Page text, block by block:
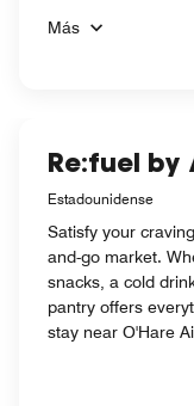
Más
Re:fuel
Estadounidense
Satisfy your
and-go market.
snacks, a cold
pantry offers
stay near O'Hare